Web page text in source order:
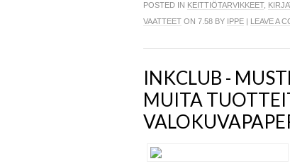
POSTED IN KEITTIÖTARVIKKEET,
VAATTEET ON 7.58 BY IPPE | LEAVE A
INKCLUB -
MUITA